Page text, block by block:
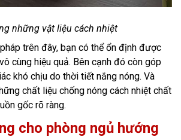
những vật liệu cách nhiệt
trên đây, bạn có thể ổn định được
cùng hiệu quả. Bên cạnh đó còn góp
khó chịu do thời tiết nắng nóng. Và
chất liệu chống nóng cách nhiệt chất
gốc rõ ràng.
cho phòng ngủ hướng